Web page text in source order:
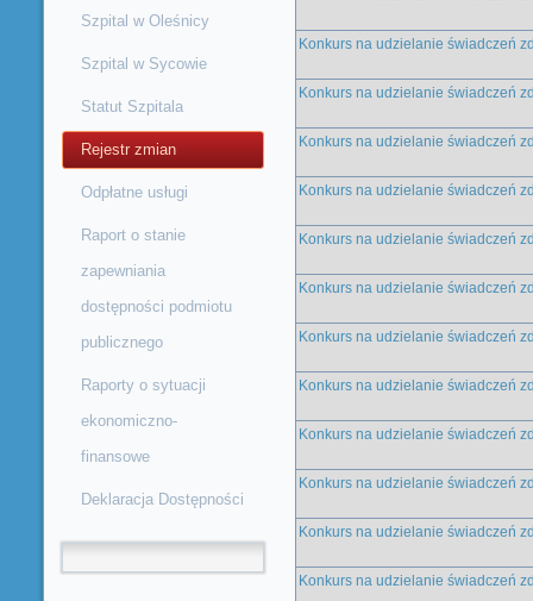
Szpital w Oleśnicy
Szpital w Sycowie
Statut Szpitala
Rejestr zmian
Odpłatne usługi
Raport o stanie
zapewniania
dostępności podmiotu
publicznego
Raporty o sytuacji
ekonomiczno-
finansowe
Deklaracja Dostępności
Formularz wyszukiwania
Konkurs na udzielanie świadczeń
Konkurs na udzielanie świadczeń
Konkurs na udzielanie świadczeń
Konkurs na udzielanie świadczeń
Konkurs na udzielanie świadczeń
Konkurs na udzielanie świadczeń
Konkurs na udzielanie świadczeń
Konkurs na udzielanie świadczeń
Konkurs na udzielanie świadczeń
Konkurs na udzielanie świadczeń
Konkurs na udzielanie świadczeń
Konkurs na udzielanie świadczeń